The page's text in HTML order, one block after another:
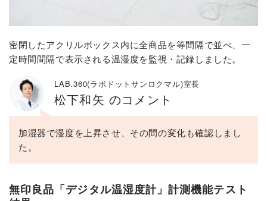
密閉したアクリルボックス内に全商品を等間隔で並べ、一
定時間間隔で表示される温湿度を監視・記録しました。
LAB.360(ラボドットサンロクマル)室長
松下和矢 のコメント
加湿器で湿度を上昇させ、その間の変化も確認しまし
た。
無印良品「デジタル温湿度計」計測機能テスト